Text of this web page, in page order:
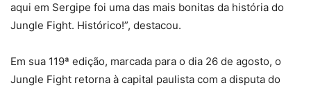
aqui em Sergipe foi uma das mais bonitas da história do
Jungle Fight. Histórico!”, destacou.
Em sua 119ª edição, marcada para o dia 26 de agosto, o
Jungle Fight retorna à capital paulista com a disputa do